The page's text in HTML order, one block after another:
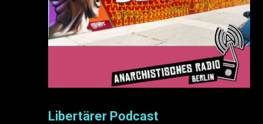
Libertärer Podcast